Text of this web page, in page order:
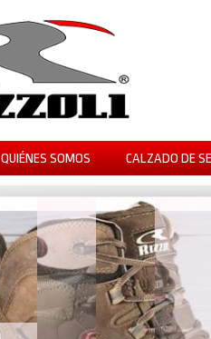
QUIÉNES SOMOS CALZADO DE